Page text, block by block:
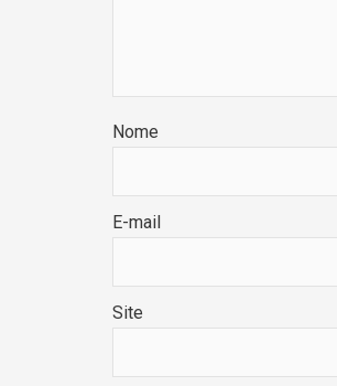
Nome
E-mail
Site